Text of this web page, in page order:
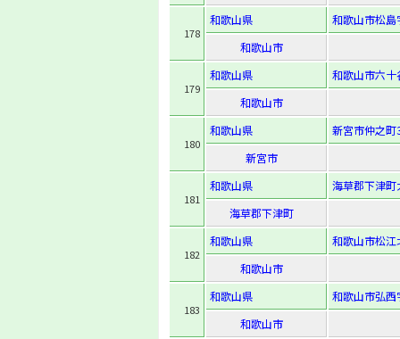
178
和歌山県
和歌山市松
和歌山市
179
和歌山県
和歌山市六
和歌山市
180
和歌山県
新宮市仲之
新宮市
181
和歌山県
海草郡下津
海草郡下津町
182
和歌山県
和歌山市松
和歌山市
183
和歌山県
和歌山市弘
和歌山市